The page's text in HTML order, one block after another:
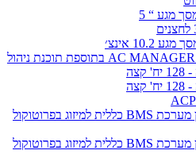
מתאם תקשורת בין מערכת BMS כללית למיזוג בפרוטוקול
מתאם תקשורת בין מערכת BMS כללית למיזוג בפרוטוקול